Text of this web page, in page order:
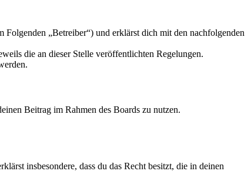
„Betreiber“) und erklärst dich mit den nachfolgenden
die an dieser Stelle veröffentlichten Regelungen.
Beitrag im Rahmen des Boards zu nutzen.
insbesondere, dass du das Recht besitzt, die in deinen